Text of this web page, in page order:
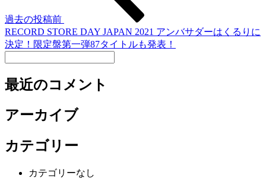
過去の投稿前
RECORD STORE DAY JAPAN 2021 アンバサダーはくるりに
決定！限定盤第一弾87タイトルも発表！
最近のコメント
アーカイブ
カテゴリー
カテゴリーなし